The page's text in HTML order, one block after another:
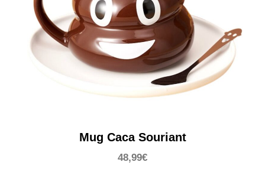
Mug Caca Souriant
48,99€